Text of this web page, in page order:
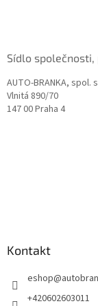
Sídlo
AUTO-BRANKA, spol.
Vlnitá 890/70
147 00 Praha 4
Kontakt
eshop@
+420602603011